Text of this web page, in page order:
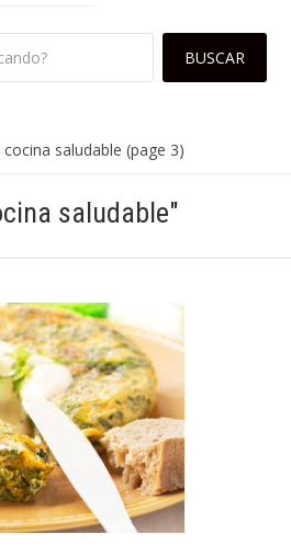
cocina saludable (page 3)
saludable"